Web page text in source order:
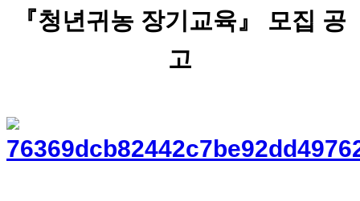
『청년귀농 장기교육』 모집 공
고